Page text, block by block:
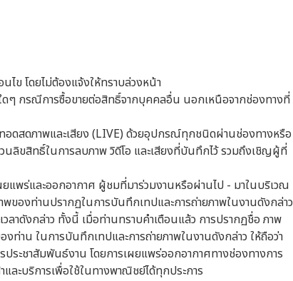
ข โดยไม่ต้องแจ้งให้ทราบล่วงหน้า
ๆ กรณีการซื้อขายต่อสิทธิ์จากบุคคลอื่น นอกเหนือจากช่องทางที่
อดสดภาพและเสียง (LIVE) ด้วยอุปกรณ์ทุกชนิดผ่านช่องทางหรือ
ลิขสิทธิ์ในการลบภาพ วิดีโอ และเสียงที่บันทึกไว้ รวมถึงเชิญผู้ที่
แพร่และออกอากาศ ผู้ชมที่มาร่วมงานหรือผ่านไป - มาในบริเวณ
ของท่านปรากฏในการบันทึกเทปและการถ่ายภาพในงานดังกล่าว
าดังกล่าว ทั้งนี้ เมื่อท่านทราบคำเตือนแล้ว การปรากฏชื่อ ภาพ
าน ในการบันทึกเทปและการถ่ายภาพในงานดังกล่าว ให้ถือว่า
ะชาสัมพันธ์งาน โดยการเผยแพร่ออกอากาศทางช่องทางการ
ะบริการเพื่อใช้ในทางพาณิชย์ได้ทุกประการ